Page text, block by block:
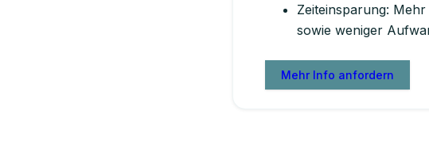
Zeiteinsparung:
sowie weniger
Mehr Info anfordern